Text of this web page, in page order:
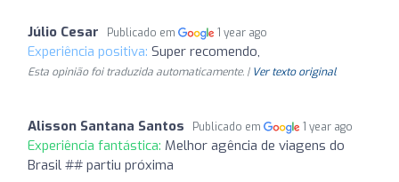
Júlio Cesar Publicado em 1 year ago
Experiência positiva: Super recomendo,
Esta opinião foi traduzida automaticamente. | Ver texto original
Alisson Santana Santos Publicado em 1 year ago
Experiência fantástica: Melhor agência de viagens do
Brasil ## partiu próxima